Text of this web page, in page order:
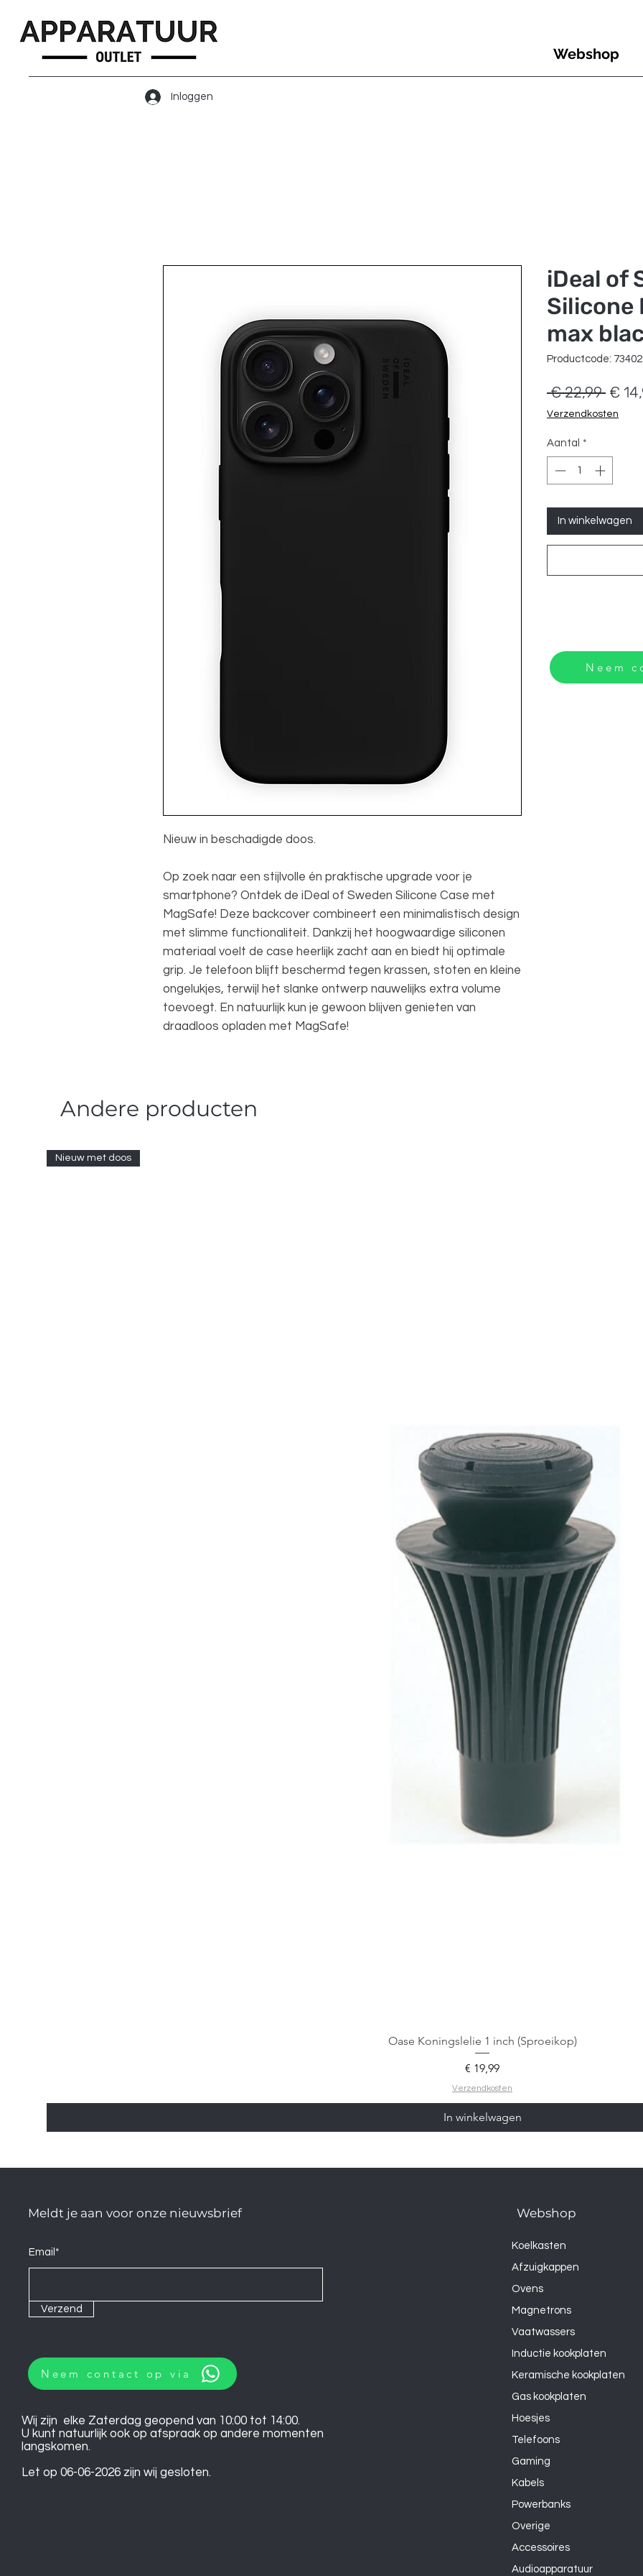
Inloggen
Webshop
Nieuw in beschadigde doos.
Op zoek naar een stijlvolle én praktische upgrade voor je
smartphone? Ontdek de iDeal of Sweden Silicone Case met
MagSafe! Deze backcover combineert een minimalistisch design
met slimme functionaliteit. Dankzij het hoogwaardige siliconen
materiaal voelt de case heerlijk zacht aan en biedt hij optimale
grip. Je telefoon blijft beschermd tegen krassen, stoten en kleine
ongelukjes, terwijl het slanke ontwerp nauwelijks extra volume
toevoegt. En natuurlijk kun je gewoon blijven genieten van
draadloos opladen met MagSafe!
iDeal of
Silicone
max
Productcode:
€ 22,99
prijs
€
Verzendkosten
Aantal *
In winkelwagen
Neem
Andere producten
Nieuw met doos
Oase Koningslelie 1 inch (Sproeikop)
Prijs
€ 19,99
Verzendkosten
In winkelwagen
Meldt je aan voor onze nieuwsbrief
Email*
Verzend
Neem contact op via
Wij zijn elke Zaterdag geopend van 10:00 tot 14:00.
U kunt natuurlijk ook op afspraak op andere momenten
langskomen.
Let op 06-06-2026 zijn wij gesloten.
Webshop
Koelkasten
Afzuigkappen
Ovens
Magnetrons
Vaatwassers
Inductie kookplaten
Keramische kookplaten
Gas kookplaten
Hoesjes
Telefoons
Gaming
Kabels
Powerbanks
Overige
Accessoires
Audioapparatuur